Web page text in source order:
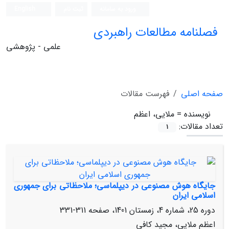
فصلنامه مطالعات راهبردی
علمی - پژوهشی
صفحه اصلی
فهرست مقالات
نویسنده = ملایی، اعظم
تعداد مقالات:
1
جایگاه هوش مصنوعی در دیپلماسی؛ ملاحظاتی برای جمهوری
اسلامی ایران
دوره 25، شماره 4، زمستان 1401، صفحه
311-331
اعظم ملایی، مجید کافی